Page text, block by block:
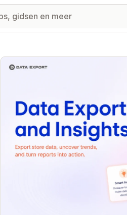
Galerij met uitgelichte afbeeldingen